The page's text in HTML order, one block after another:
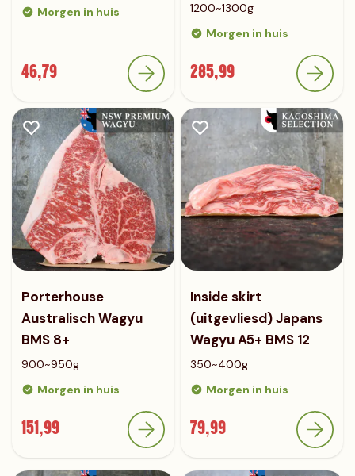
Morgen in huis
46,79
1200~1300g
Morgen in huis
285,99
Porterhouse
Australisch Wagyu
BMS 8+
900~950g
Morgen in huis
151,99
Inside skirt
(uitgevliesd) Japans
Wagyu A5+ BMS 12
350~400g
Morgen in huis
79,99